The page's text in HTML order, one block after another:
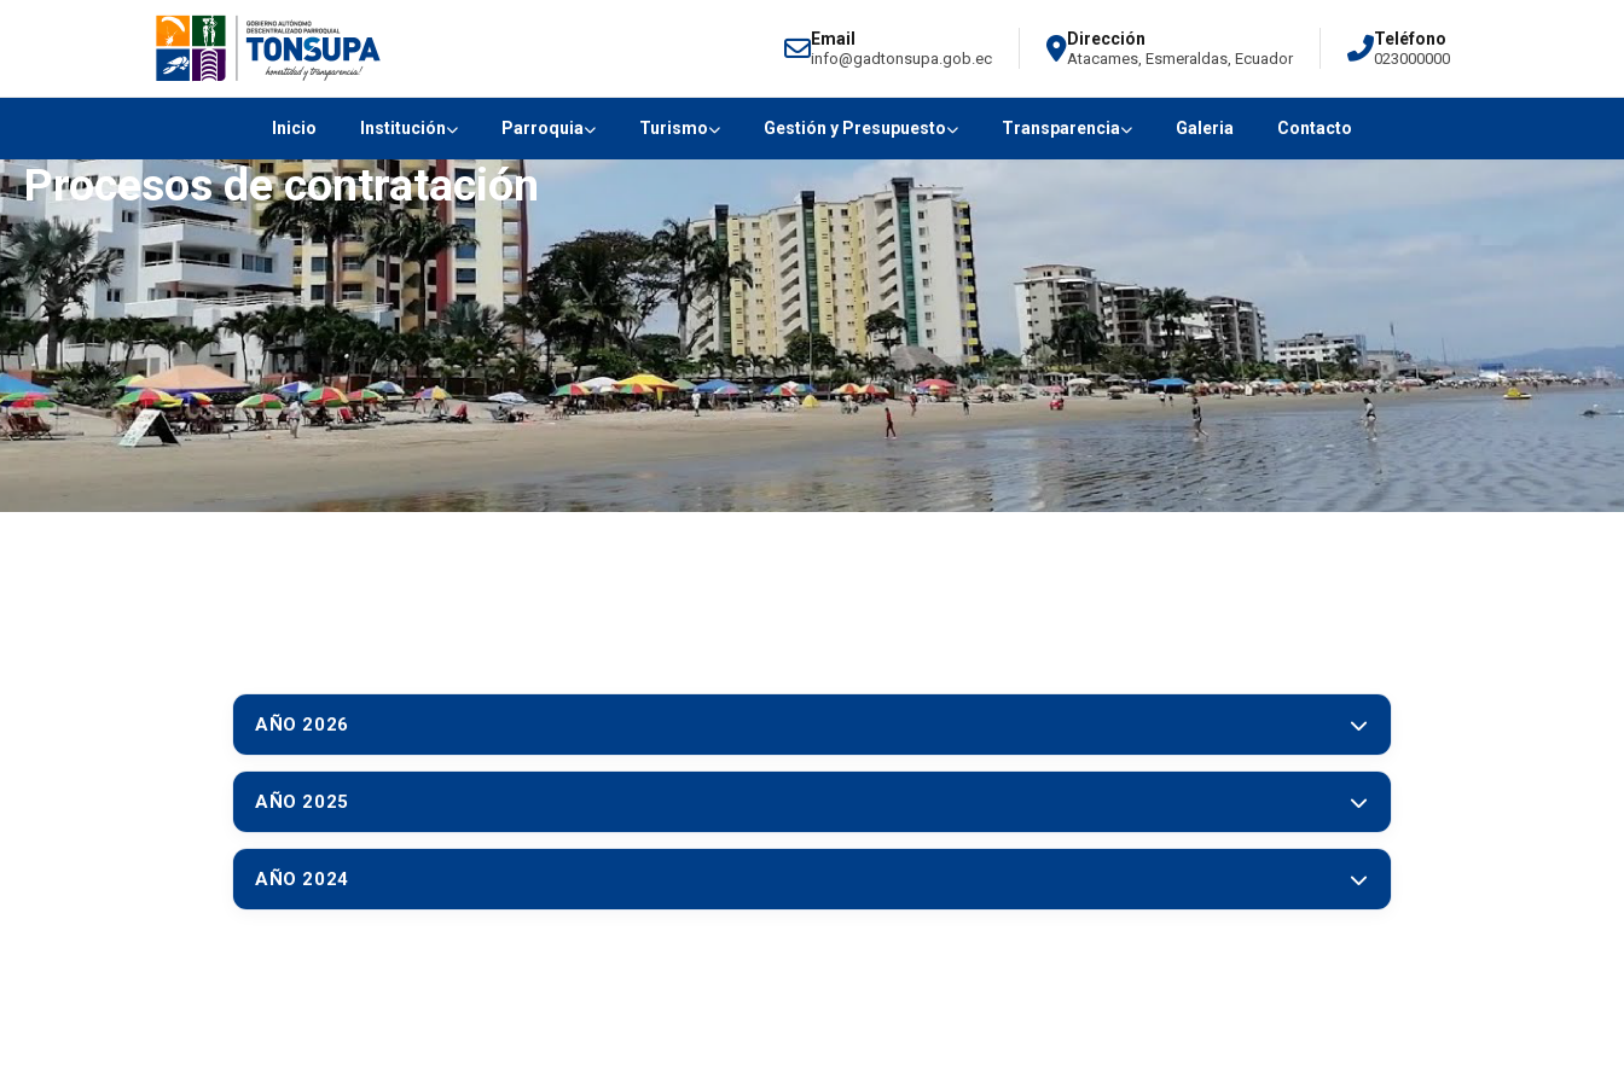
Email
info@gadtonsupa.gob.ec
Dirección
Atacames, Esmeraldas, Ecuador
Teléfono
023000000
Inicio Institución Parroquia Turismo Gestión y Presupuesto Transparencia Galeria Contacto
Procesos de contratación
AÑO 2026
AÑO 2025
AÑO 2024